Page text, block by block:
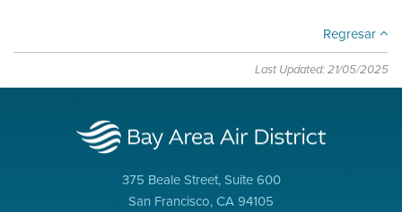
Regresar
Last Updated: 21/05/2025
375 Beale Street, Suite 600
San Francisco, CA 94105